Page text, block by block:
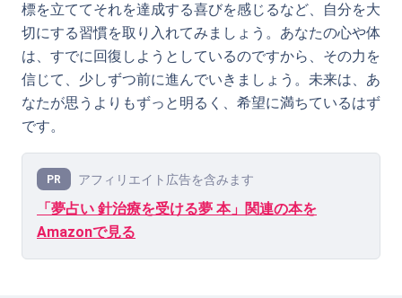
標を立ててそれを達成する喜びを感じるなど、自分を大
切にする習慣を取り入れてみましょう。あなたの心や体
は、すでに回復しようとしているのですから、その力を
信じて、少しずつ前に進んでいきましょう。未来は、あ
なたが思うよりもずっと明るく、希望に満ちているはず
です。
PR アフィリエイト広告を含みます
「夢占い 針治療を受ける夢 本」関連の本を
Amazonで見る